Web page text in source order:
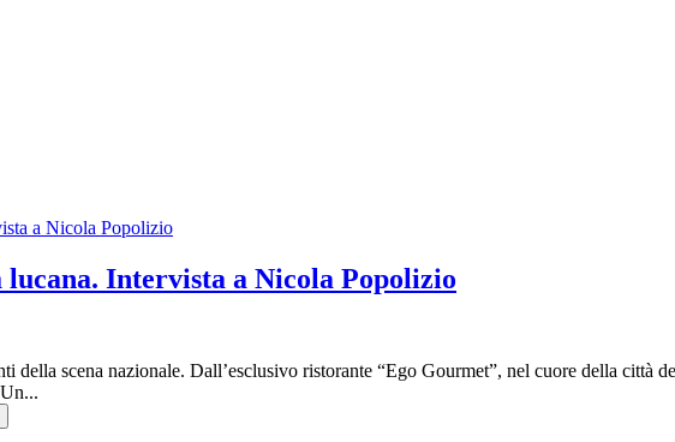
lucana. Intervista a Nicola Popolizio
della scena nazionale. Dall’esclusivo ristorante “Ego Gourmet”, nel cuore della città